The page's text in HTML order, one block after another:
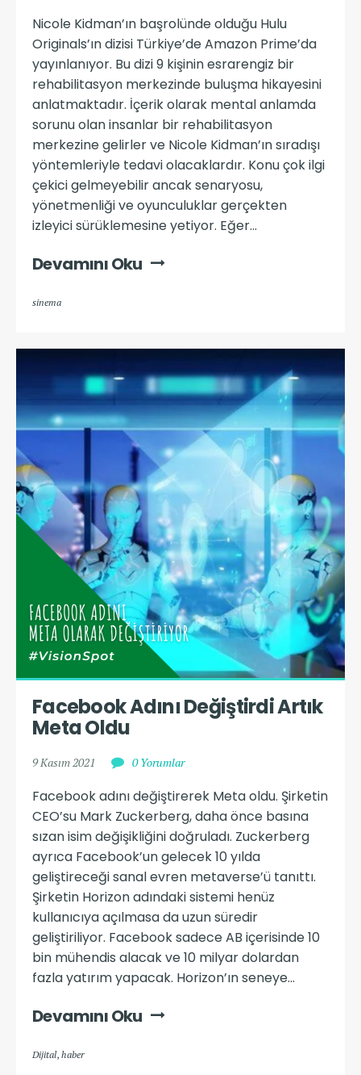
Nicole Kidman’ın başrolünde olduğu Hulu
Originals’ın dizisi Türkiye’de Amazon Prime’da
yayınlanıyor. Bu dizi 9 kişinin esrarengiz bir
rehabilitasyon merkezinde buluşma hikayesini
anlatmaktadır. İçerik olarak mental anlamda
sorunu olan insanlar bir rehabilitasyon
merkezine gelirler ve Nicole Kidman’ın sıradışı
yöntemleriyle tedavi olacaklardır. Konu çok ilgi
çekici gelmeyebilir ancak senaryosu,
yönetmenliği ve oyunculuklar gerçekten
izleyici sürüklemesine yetiyor. Eğer...
Devamını Oku
sinema
Facebook Adını Değiştirdi Artık
Meta Oldu
9 Kasım 2021 0 Yorumlar
Facebook adını değiştirerek Meta oldu. Şirketin
CEO’su Mark Zuckerberg, daha önce basına
sızan isim değişikliğini doğruladı. Zuckerberg
ayrıca Facebook’un gelecek 10 yılda
geliştireceği sanal evren metaverse’ü tanıttı.
Şirketin Horizon adındaki sistemi henüz
kullanıcıya açılmasa da uzun süredir
geliştiriliyor. Facebook sadece AB içerisinde 10
bin mühendis alacak ve 10 milyar dolardan
fazla yatırım yapacak. Horizon’ın seneye...
Devamını Oku
Dijital, haber